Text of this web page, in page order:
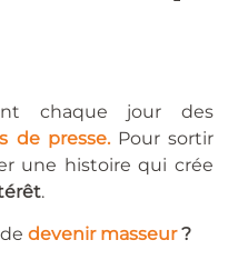
chaque jour des
de presse. Pour sortir
une histoire qui crée
.
dedevenir masseur?